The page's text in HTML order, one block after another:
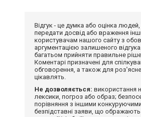
Відгук - це думка або оцінка
передати досвід або враження
користувачам нашого сайту з
аргументацією залишеного
багатьом прийняти правильне
Коментарі призначені для
обговорення, а також для
цікавлять.
Не дозволяється: використання
лексики, погроз або образ;
порівняння з іншими
безпідставні заяви, що ображають